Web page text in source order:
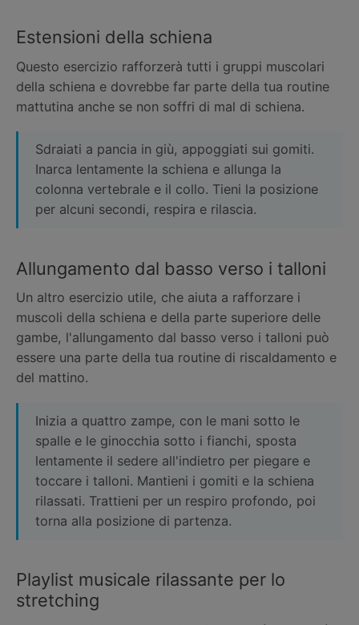
Estensioni della schiena
Questo esercizio rafforzerà tutti i gruppi muscolari
della schiena e dovrebbe far parte della tua routine
mattutina anche se non soffri di mal di schiena.
Sdraiati a pancia in giù, appoggiati sui gomiti.
Inarca lentamente la schiena e allunga la
colonna vertebrale e il collo. Tieni la posizione
per alcuni secondi, respira e rilascia.
Allungamento dal basso verso i talloni
Un altro esercizio utile, che aiuta a rafforzare i
muscoli della schiena e della parte superiore delle
gambe, l'allungamento dal basso verso i talloni può
essere una parte della tua routine di riscaldamento e
del mattino.
Inizia a quattro zampe, con le mani sotto le
spalle e le ginocchia sotto i fianchi, sposta
lentamente il sedere all'indietro per piegare e
toccare i talloni. Mantieni i gomiti e la schiena
rilassati. Trattieni per un respiro profondo, poi
torna alla posizione di partenza.
Playlist musicale rilassante per lo
stretching